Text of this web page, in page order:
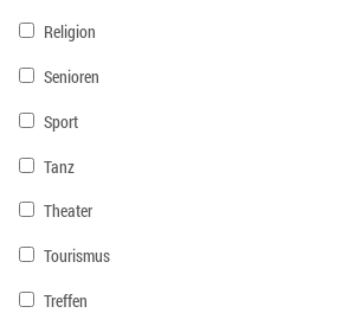
Religion
Senioren
Sport
Tanz
Theater
Tourismus
Treffen